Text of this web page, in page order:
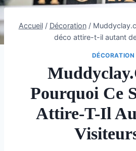
Accueil / Décoration /
déco attire-t-il autant
DÉCORATION
Pourquoi Ce
Attire-T-Il